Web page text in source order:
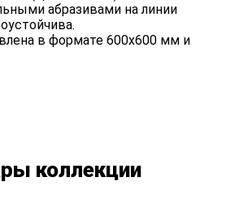
абразивами на линии
в формате 600х600 мм и
коллекции